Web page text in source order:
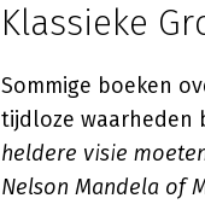
Klassieke
Sommige boeken
tijdloze waarheden
heldere visie
Nelson Mandela of